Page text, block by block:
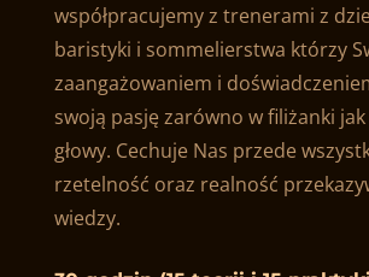
współpracujemy z trenerami z
baristyki i sommelierstwa którzy
zaangażowaniem i
swoją pasję zarówno w filiżanki jak
głowy. Cechuje Nas przede
rzetelność oraz realność
wiedzy.